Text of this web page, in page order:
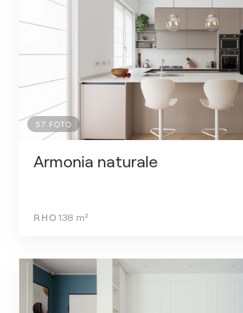
57 FOTO
Armonia naturale
RHO 138 m²